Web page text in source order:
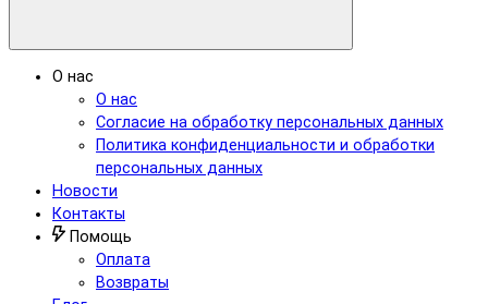
О нас
О нас
Согласие на обработку персональных данных
Политика конфиденциальности и обработки
персональных данных
Новости
Контакты
Помощь
Оплата
Возвраты